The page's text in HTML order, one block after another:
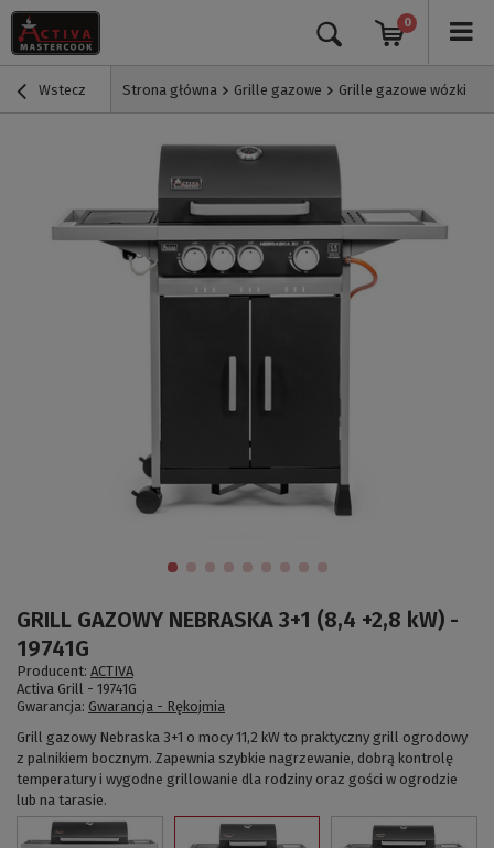
0
Wstecz Strona główna Grille gazowe Grille gazowe wózki
GRILL GAZOWY NEBRASKA 3+1 (8,4 +2,8 kW) -
19741G
Producent: ACTIVA
Activa Grill - 19741G
Gwarancja: Gwarancja - Rękojmia
Grill gazowy Nebraska 3+1 o mocy 11,2 kW to praktyczny grill ogrodowy
z palnikiem bocznym. Zapewnia szybkie nagrzewanie, dobrą kontrolę
temperatury i wygodne grillowanie dla rodziny oraz gości w ogrodzie
lub na tarasie.